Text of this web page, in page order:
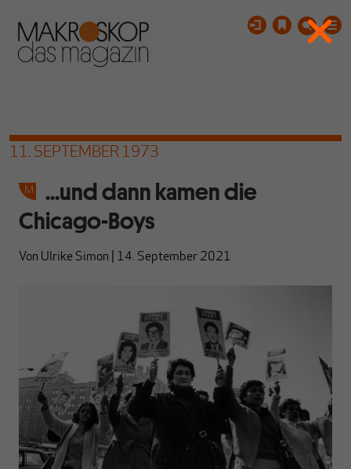
11. SEPTEMBER 1973
...und dann kamen die
Chicago-Boys
Von Ulrike Simon 14. September 2021